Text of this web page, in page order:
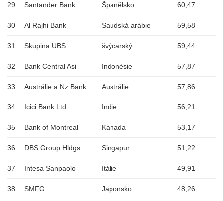
29 Santander Bank Španělsko 60,47
30 Al Rajhi Bank Saudská arábie 59,58
31 Skupina UBS švýcarský 59,44
32 Bank Central Asi Indonésie 57,87
33 Austrálie a Nz Bank Austrálie 57,86
34 Icici Bank Ltd Indie 56,21
35 Bank of Montreal Kanada 53,17
36 DBS Group Hldgs Singapur 51,22
37 Intesa Sanpaolo Itálie 49,91
38 SMFG Japonsko 48,26